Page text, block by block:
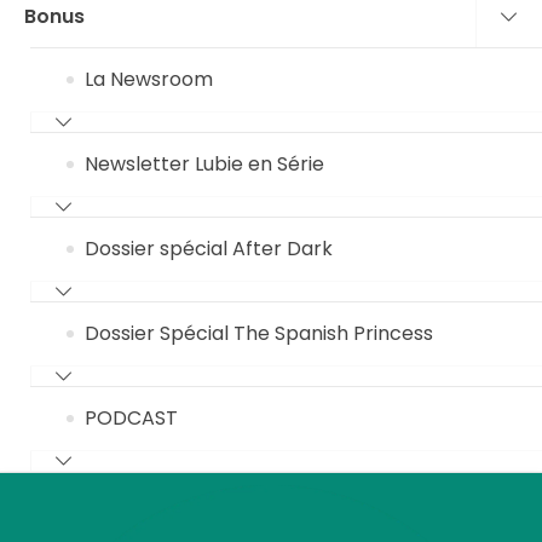
Bonus
La Newsroom
Newsletter Lubie en Série
Dossier spécial After Dark
Dossier Spécial The Spanish Princess
PODCAST